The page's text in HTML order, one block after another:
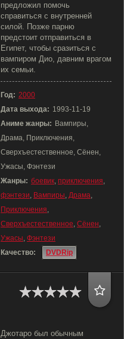
предложил помочь
справиться с внутренней
силой. Позже парню
предстоит отправиться в
Египет, чтобы сразиться с
вампиром Дио, давним врагом
их семьи.
Год: 2000
Дата выхода: 1993-11-19
Аниме жанры: Вампиры,
Драма, Приключения,
Сверхъестественное, Сёнен,
Ужасы, Фэнтези
Жанры: боевик, приключения,
фэнтези, Вампиры, Драма,
Приключения,
Сверхъестественное, Сёнен,
Ужасы, Фэнтези
Качество:
DVDRip
Джотаро был обычным